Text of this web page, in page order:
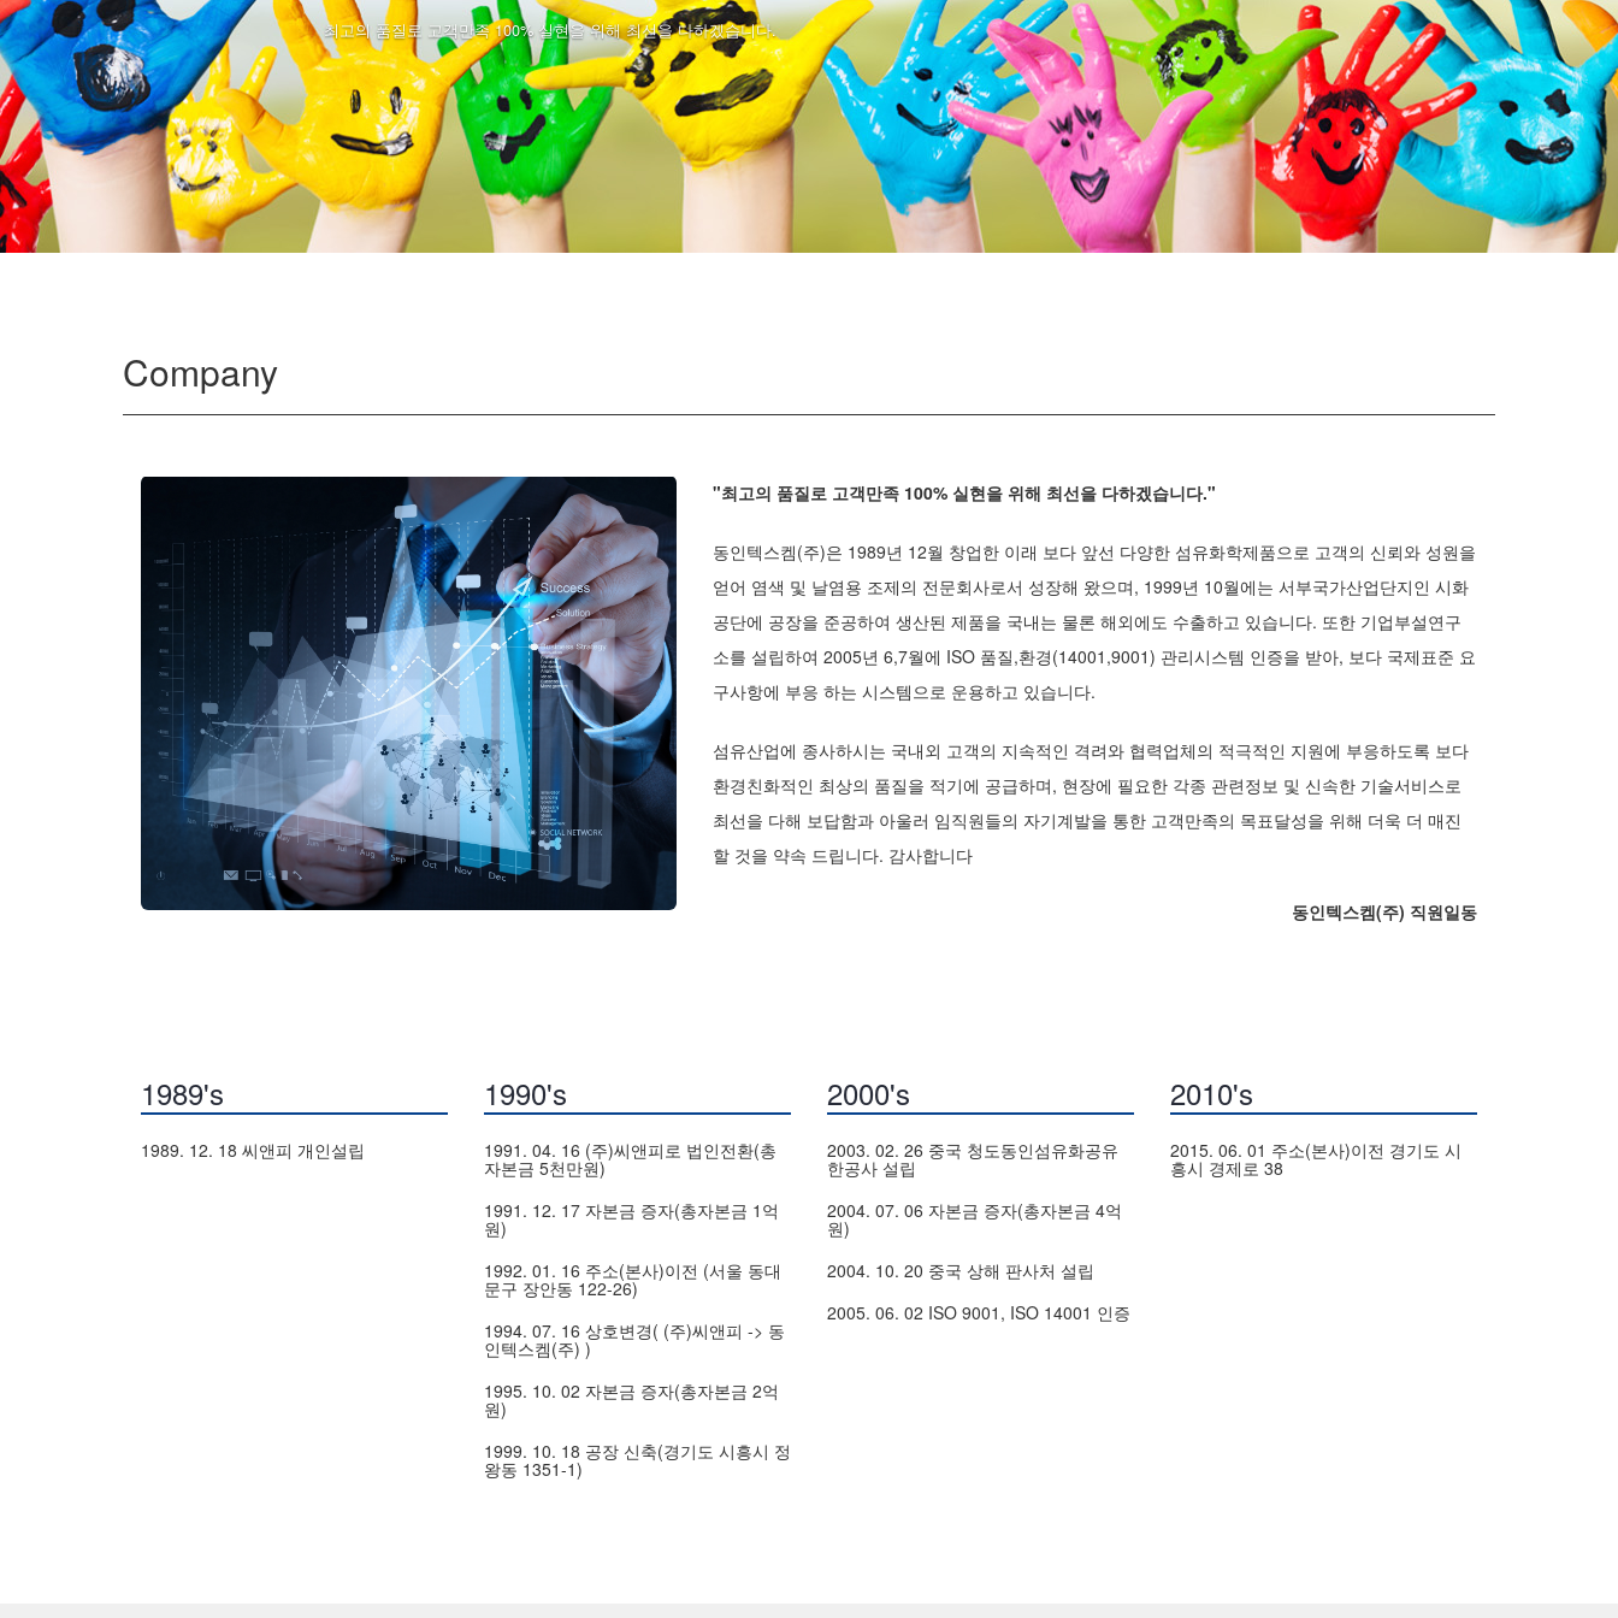
최고의 품질로 고객만족 100% 실현을 위해 최선을 다하겠습니다.
Company
"최고의 품질로 고객만족 100% 실현을 위해 최선을 다하겠습니다."
동인텍스켐(주)은 1989년 12월 창업한 이래 보다 앞선 다양한 섬유화학제품으로 고객의 신뢰와 성원을
얻어 염색 및 날염용 조제의 전문회사로서 성장해 왔으며, 1999년 10월에는 서부국가산업단지인 시화
공단에 공장을 준공하여 생산된 제품을 국내는 물론 해외에도 수출하고 있습니다. 또한 기업부설연구
소를 설립하여 2005년 6,7월에 ISO 품질,환경(14001,9001) 관리시스템 인증을 받아, 보다 국제표준 요
구사항에 부응 하는 시스템으로 운용하고 있습니다.
섬유산업에 종사하시는 국내외 고객의 지속적인 격려와 협력업체의 적극적인 지원에 부응하도록 보다
환경친화적인 최상의 품질을 적기에 공급하며, 현장에 필요한 각종 관련정보 및 신속한 기술서비스로
최선을 다해 보답함과 아울러 임직원들의 자기계발을 통한 고객만족의 목표달성을 위해 더욱 더 매진
할 것을 약속 드립니다. 감사합니다
동인텍스켐(주) 직원일동
1989's
1989. 12. 18 씨앤피 개인설립
1990's
1991. 04. 16 (주)씨앤피로 법인전환(총
자본금 5천만원)
1991. 12. 17 자본금 증자(총자본금 1억
원)
1992. 01. 16 주소(본사)이전 (서울 동대
문구 장안동 122-26)
1994. 07. 16 상호변경( (주)씨앤피 -> 동
인텍스켐(주) )
1995. 10. 02 자본금 증자(총자본금 2억
원)
1999. 10. 18 공장 신축(경기도 시흥시 정
왕동 1351-1)
2000's
2003. 02. 26 중국 청도동인섬유화공유
한공사 설립
2004. 07. 06 자본금 증자(총자본금 4억
원)
2004. 10. 20 중국 상해 판사처 설립
2005. 06. 02 ISO 9001, ISO 14001 인증
2010's
2015. 06. 01 주소(본사)이전 경기도 시
흥시 경제로 38